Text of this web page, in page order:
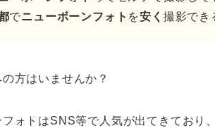
でニューボーンフォト を安く 撮影でき
方はいませんか？
ォトはSNS等で人気が出てきており